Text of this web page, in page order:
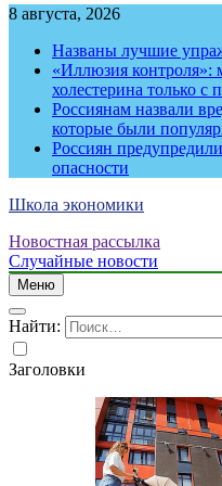
8 августа, 2026
Названы лучшие
«Иллюзия контроля»:
холестерина только
Россиянам назвали
которые были
Россиян
опасности
Школа экономики
Новостная рассылка
Случайные новости
Меню
Найти:
Заголовки